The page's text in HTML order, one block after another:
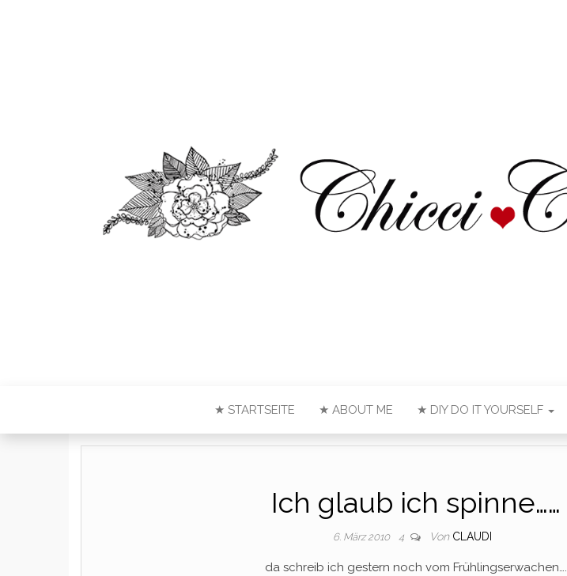
★ STARTSEITE ★ ABOUT ME ★ DIY DO IT YOURSELF
Ich glaub ich spinne……
6. März 2010 4 Von CLAUDI
da schreib ich gestern noch vom Frühlingserwachen….